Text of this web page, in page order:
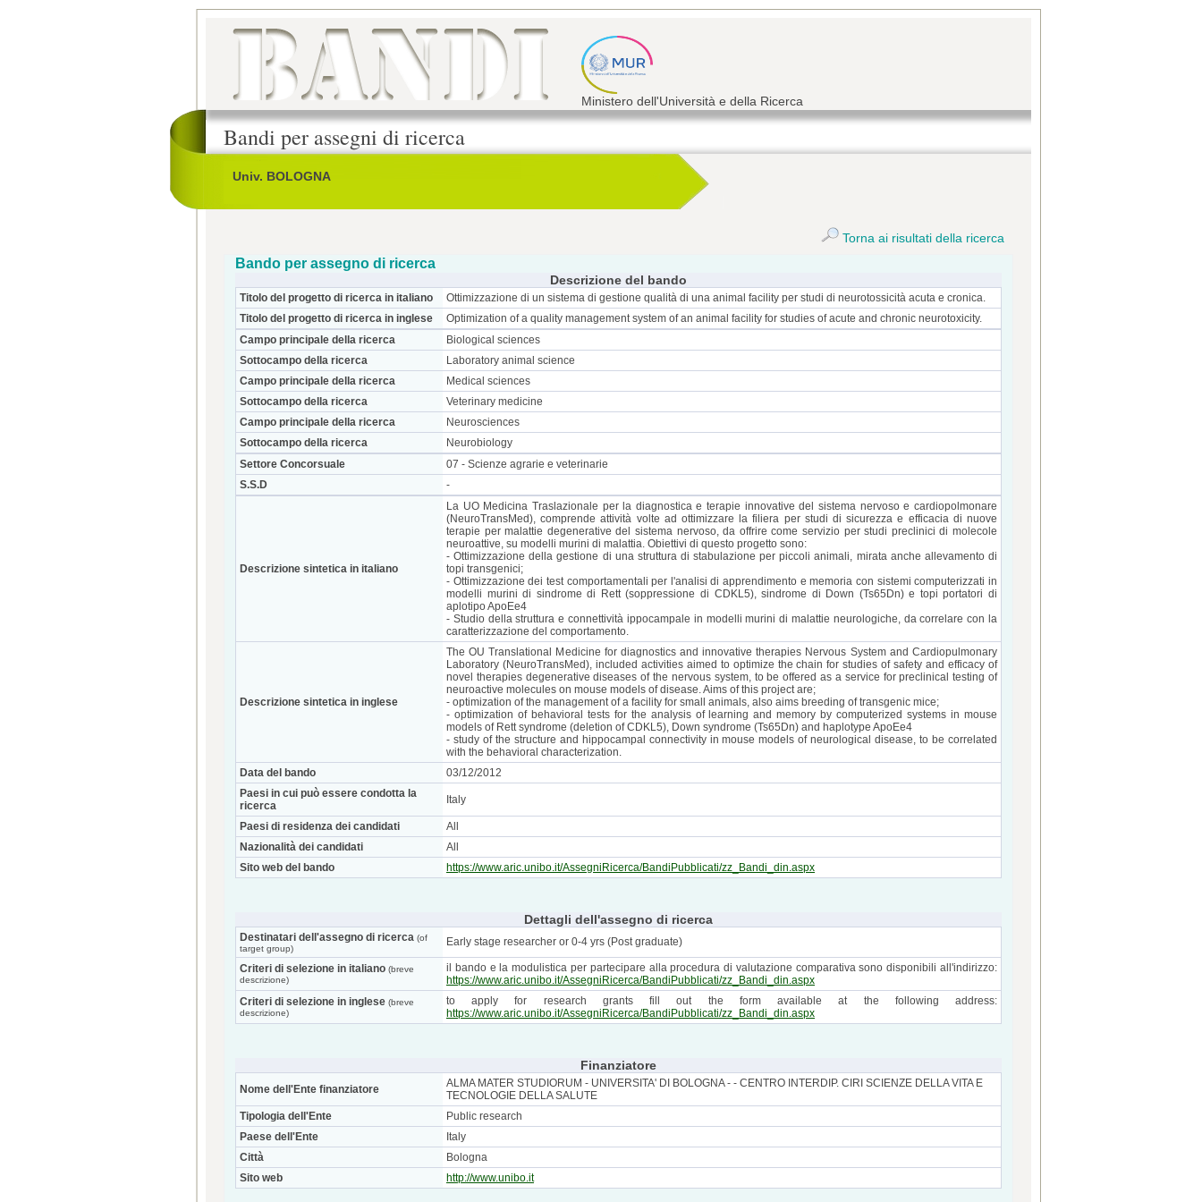
Ministero dell'Università e della Ricerca
Bandi per assegni di ricerca
Univ. BOLOGNA
Torna ai risultati della ricerca
Bando per assegno di ricerca
Descrizione del bando
Titolo del progetto di ricerca in italiano
Ottimizzazione di un sistema di gestione qualità di una animal facility per studi di neurotossicità acuta e cronica.
Titolo del progetto di ricerca in inglese
Optimization of a quality management system of an animal facility for studies of acute and chronic neurotoxicity.
Campo principale della ricerca
Biological sciences
Sottocampo della ricerca
Laboratory animal science
Campo principale della ricerca
Medical sciences
Sottocampo della ricerca
Veterinary medicine
Campo principale della ricerca
Neurosciences
Sottocampo della ricerca
Neurobiology
Settore Concorsuale
07 - Scienze agrarie e veterinarie
S.S.D
-
Descrizione sintetica in italiano
La UO Medicina Traslazionale per la diagnostica e terapie innovative del sistema nervoso e cardiopolmonare
(NeuroTransMed), comprende attività volte ad ottimizzare la filiera per studi di sicurezza e efficacia di nuove
terapie per malattie degenerative del sistema nervoso, da offrire come servizio per studi preclinici di molecole
neuroattive, su modelli murini di malattia. Obiettivi di questo progetto sono:
- Ottimizzazione della gestione di una struttura di stabulazione per piccoli animali, mirata anche allevamento di
topi transgenici;
- Ottimizzazione dei test comportamentali per l'analisi di apprendimento e memoria con sistemi computerizzati in
modelli murini di sindrome di Rett (soppressione di CDKL5), sindrome di Down (Ts65Dn) e topi portatori di
aplotipo ApoEe4
- Studio della struttura e connettività ippocampale in modelli murini di malattie neurologiche, da correlare con la
caratterizzazione del comportamento.
Descrizione sintetica in inglese
The OU Translational Medicine for diagnostics and innovative therapies Nervous System and Cardiopulmonary
Laboratory (NeuroTransMed), included activities aimed to optimize the chain for studies of safety and efficacy of
novel therapies degenerative diseases of the nervous system, to be offered as a service for preclinical testing of
neuroactive molecules on mouse models of disease. Aims of this project are;
- optimization of the management of a facility for small animals, also aims breeding of transgenic mice;
- optimization of behavioral tests for the analysis of learning and memory by computerized systems in mouse
models of Rett syndrome (deletion of CDKL5), Down syndrome (Ts65Dn) and haplotype ApoEe4
- study of the structure and hippocampal connectivity in mouse models of neurological disease, to be correlated
with the behavioral characterization.
Data del bando
03/12/2012
Paesi in cui può essere condotta la
ricerca
Italy
Paesi di residenza dei candidati
All
Nazionalità dei candidati
All
Sito web del bando
https://www.aric.unibo.it/AssegniRicerca/BandiPubblicati/zz_Bandi_din.aspx
Dettagli dell'assegno di ricerca
Destinatari dell'assegno di ricerca (of
target group)
Early stage researcher or 0-4 yrs (Post graduate)
Criteri di selezione in italiano (breve
descrizione)
il bando e la modulistica per partecipare alla procedura di valutazione comparativa sono disponibili all'indirizzo:
https://www.aric.unibo.it/AssegniRicerca/BandiPubblicati/zz_Bandi_din.aspx
Criteri di selezione in inglese (breve
descrizione)
to apply for research grants fill out the form available at the following address:
https://www.aric.unibo.it/AssegniRicerca/BandiPubblicati/zz_Bandi_din.aspx
Finanziatore
Nome dell'Ente finanziatore
ALMA MATER STUDIORUM - UNIVERSITA' DI BOLOGNA - - CENTRO INTERDIP. CIRI SCIENZE DELLA VITA E
TECNOLOGIE DELLA SALUTE
Tipologia dell'Ente
Public research
Paese dell'Ente
Italy
Città
Bologna
Sito web
http://www.unibo.it